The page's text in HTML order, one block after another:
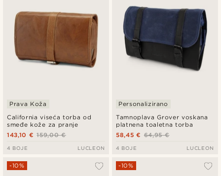
California viseća torba od
smeđe kože za pranje
Prava Koža
159,00 €
143,10 €
4 BOJE LUCLEON
Tamnoplava Grover voskana
platnena toaletna torba
Personalizirano
64,95 €
58,45 €
4 BOJE LUCLEON
-10% -10%